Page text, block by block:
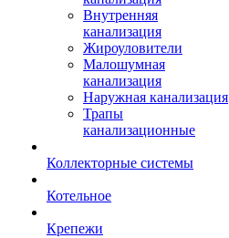
Внутренняя
канализация
Жироуловители
Малошумная
канализация
Наружная канализация
Трапы
канализационные
Коллекторные системы
Котельное
Крепежи